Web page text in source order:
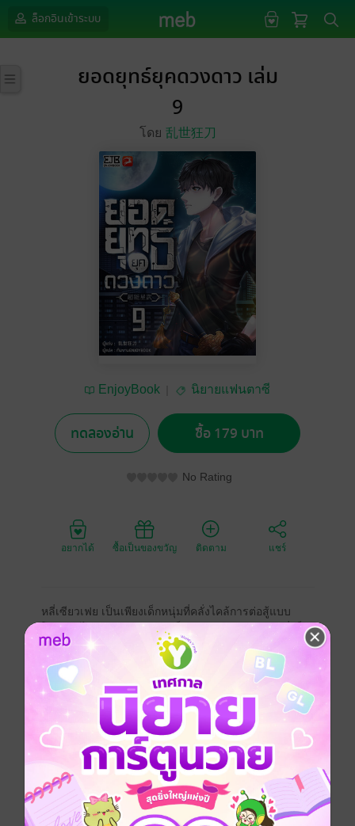
ล็อกอินเข้าระบบ
ยอดยุทธ์ยุคดวงดาว เล่ม
9
โดย 乱世狂刀
EnjoyBook นิยายแฟนตาซี
ทดลองอ่าน ซื้อ 179 บาท
No Rating
อยากได้ ซื้อเป็นของขวัญ ติดตาม แชร์
หลี่เซียวเฟย เป็นเพียงเด็กหนุ่มที่คลั่งไคล้การต่อสู้แบบ
โบราณ ได้รับขนานนามว่าเป็นอัฉริยะ แต่แล้ววันหนึ่งก็
เกิดเรื่องประหลาดขึ้น มีสุนัขตัวหนึ่งเอากล่องมาให้แล้วพูด
ว่า "นายคือผู้ถูกเลือก" รู้ตัวอีกทีเขาก็มาอยู่ในโลกอนาคต
ในอีกห้าร้อยปีข้างหน้าแล้ว
ในโลกที่เต็มไปด้วยสัตว์ร้ายต่างดาว อารยธรรมโลกล่ม
สลาย เขาจะต้องเอาชีวิตรอด ฝึกฝน แข็งแกร่ง และปกป้อง
เผ่าพันธุ์มนุษย์เอาไว้ให้ได้! (บทที่ 481-540) อ่านก่อนใคร
ได้ที่ Enjoybook.co
แฟนตาซี หนังสือแปล นิยายจีนแปล